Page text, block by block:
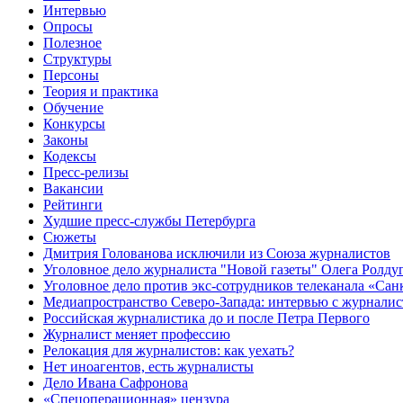
Интервью
Опросы
Полезное
Структуры
Персоны
Теория и практика
Обучение
Конкурсы
Законы
Кодексы
Пресс-релизы
Вакансии
Рейтинги
Худшие пресс-службы Петербурга
Сюжеты
Дмитрия Голованова исключили из Союза журналистов
Уголовное дело журналиста "Новой газеты" Олега
Уголовное дело против экс-сотрудников телеканала
Медиапространство Северо-Запада: интервью с
Российская журналистика до и после Петра Первого
Журналист меняет профессию
Релокация для журналистов: как уехать?
Нет иноагентов, есть журналисты
Дело Ивана Сафронова
«Спецоперационная» цензура